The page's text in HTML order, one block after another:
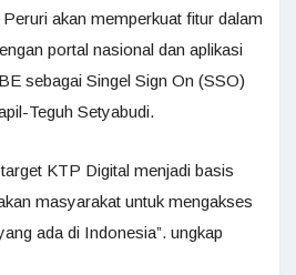
akan memperkuat fitur dalam
portal nasional dan aplikasi
sebagai Singel Sign On (SSO)
Teguh Setyabudi.
KTP Digital menjadi basis
masyarakat untuk mengakses
ada di Indonesia”. ungkap